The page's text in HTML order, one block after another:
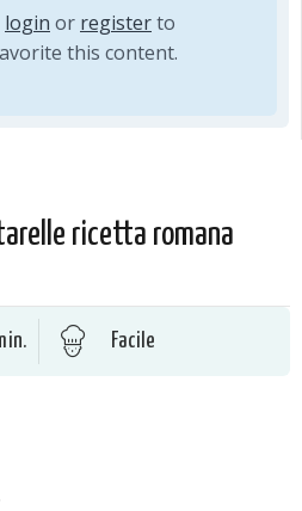
login or registerto
this content.
ricetta romana
Facile